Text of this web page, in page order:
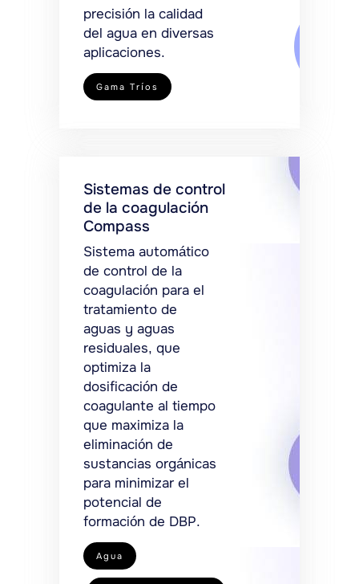
precisión la calidad
del agua en diversas
aplicaciones.
Gama Tríos
Sistemas de control
de la coagulación
Compass
Sistema automático
de control de la
coagulación para el
tratamiento de
aguas y aguas
residuales, que
optimiza la
dosificación de
coagulante al tiempo
que maximiza la
eliminación de
sustancias orgánicas
para minimizar el
potencial de
formación de DBP.
Agua